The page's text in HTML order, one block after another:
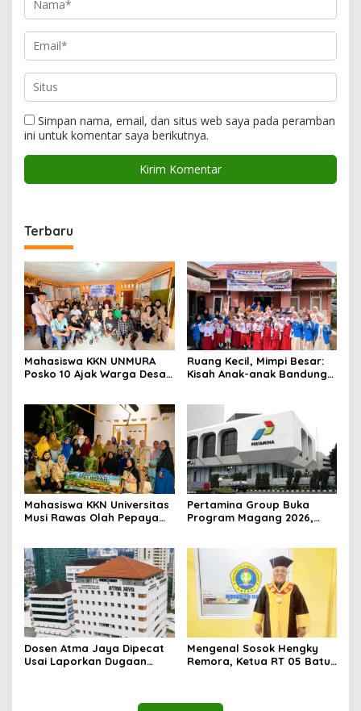
Simpan nama, email, dan situs web saya pada peramban
ini untuk komentar saya berikutnya.
Terbaru
Mahasiswa KKN UNMURA
Posko 10 Ajak Warga Desa
Ruang Kecil, Mimpi Besar:
Kisah Anak-anak Bandung
Mahasiswa KKN Universitas
Musi Rawas Olah Pepaya
Desa Air Satan
Pertamina Group Buka
Program Magang 2026,
Dosen Atma Jaya Dipecat
Usai Laporkan Dugaan
Mengenal Sosok Hengky
Remora, Ketua RT 05 Batu